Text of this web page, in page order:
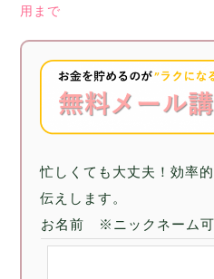
用まで
忙しくても大丈夫！効率
伝えします。
お名前 ※ニックネーム可